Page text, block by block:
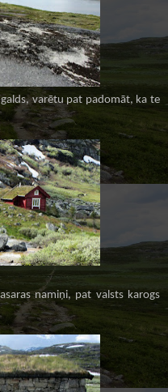
varētu pat padomāt, ka te
namiņi, pat valsts karogs